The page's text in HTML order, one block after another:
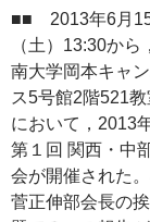
■■ 2013年6月
（土）13:30から
南大学岡本キャ
ス5号館2階521教
において，2013
第１回 関西・中
会が開催された
菅正伸部会長の